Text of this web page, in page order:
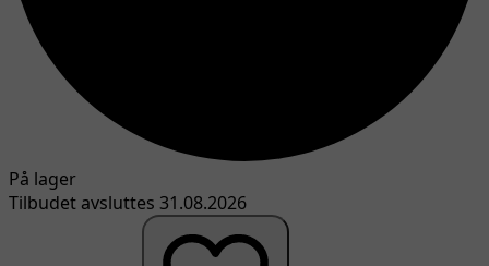
På lager
Tilbudet avsluttes 31.08.2026